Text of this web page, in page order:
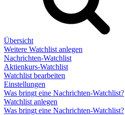
Übersicht
Weitere Watchlist anlegen
Nachrichten-Watchlist
Aktienkurs-Watchlist
Watchlist bearbeiten
Einstellungen
Was bringt eine Nachrichten-Watchlist?
Watchlist anlegen
Was bringt eine Nachrichten-Watchlist?